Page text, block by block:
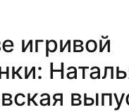
игривой